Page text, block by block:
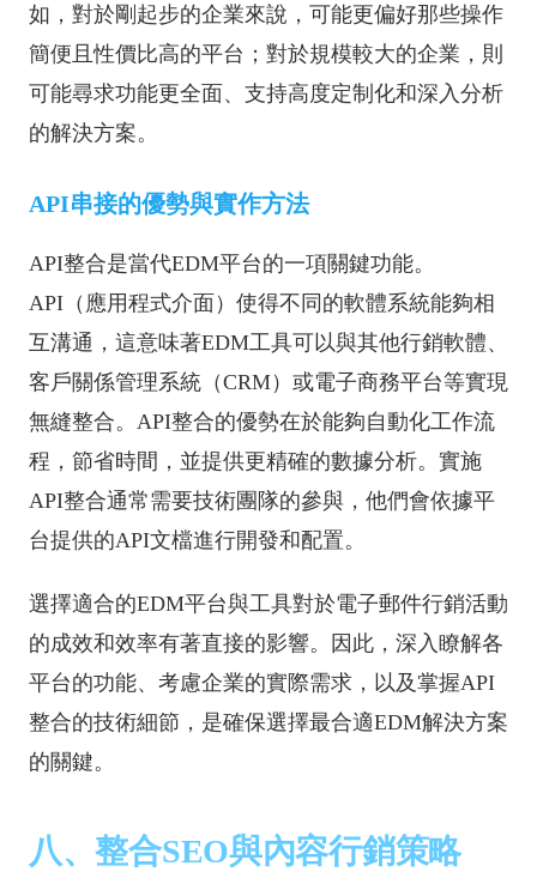
如，對於剛起步的企業來說，可能更偏好那些操作
簡便且性價比高的平台；對於規模較大的企業，則
可能尋求功能更全面、支持高度定制化和深入分析
的解決方案。
API串接的優勢與實作方法
API整合是當代EDM平台的一項關鍵功能。
API（應用程式介面）使得不同的軟體系統能夠相
互溝通，這意味著EDM工具可以與其他行銷軟體、
客戶關係管理系統（CRM）或電子商務平台等實現
無縫整合。API整合的優勢在於能夠自動化工作流
程，節省時間，並提供更精確的數據分析。實施
API整合通常需要技術團隊的參與，他們會依據平
台提供的API文檔進行開發和配置。
選擇適合的EDM平台與工具對於電子郵件行銷活動
的成效和效率有著直接的影響。因此，深入瞭解各
平台的功能、考慮企業的實際需求，以及掌握API
整合的技術細節，是確保選擇最合適EDM解決方案
的關鍵。
八、整合SEO與內容行銷策略